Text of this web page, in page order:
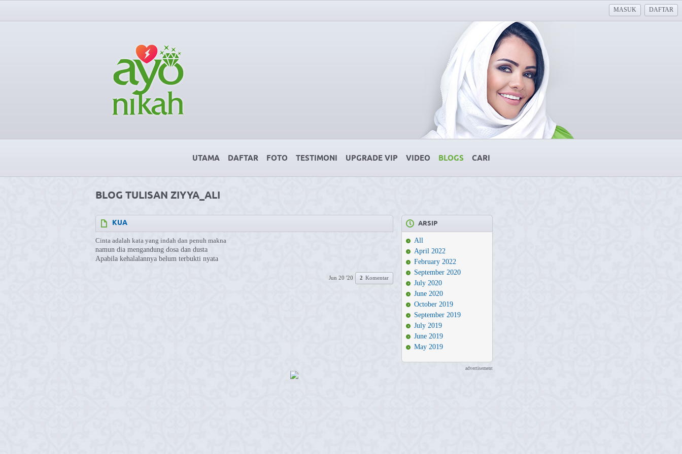
MASUK DAFTAR
UTAMA DAFTAR FOTO TESTIMONI UPGRADE VIP VIDEO BLOGS CARI
BLOG TULISAN ZIYYA_ALI
KUA
Cinta adalah kata yang indah dan penuh makna
namun dia mengandung dosa dan dusta
Apabila kehalalannya belum terbukti nyata
Jun 20 '20 2 Komentar
ARSIP
All
April 2022
February 2022
September 2020
July 2020
June 2020
October 2019
September 2019
July 2019
June 2019
May 2019
advertisement